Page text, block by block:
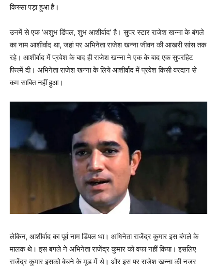
किस्‍सा पड़ा हुआ है।
उनमें से एक ‘अशुभ डिंपल, शुभ आशीर्वाद’ है। सुपर स्‍टार राजेश खन्‍ना के बंगले
का नाम आशीर्वाद था, जहां पर अभिनेता राजेश खन्‍ना जीवन की आखरी सांस तक
रहे। आशीर्वाद में प्रवेश के बाद ही राजेश खन्‍ना ने एक के बाद एक सुपरहिट
फिल्‍में दी। अभिनेता राजेश खन्‍ना के लिये आशीर्वाद में प्रवेश किसी वरदान से
कम साबित नहीं हुआ।
लेकिन, आशीर्वाद का पूर्व नाम डिंपल था। अभिनेता राजेंद्र कुमार इस बंगले के
मालक थे। इस बंगले ने अभिनेता राजेंद्र कुमार को वफा नहीं किया। इसलिए
राजेंद्र कुमार इसको बेचने के मूड में थे। और इस पर राजेश खन्‍ना की नजर